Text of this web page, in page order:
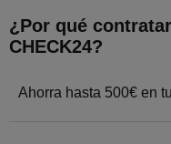
¿Por qué
CHECK24?
Ahorra hasta 500€ en